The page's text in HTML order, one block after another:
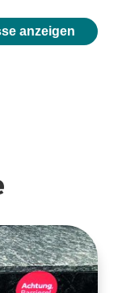
anzeigen